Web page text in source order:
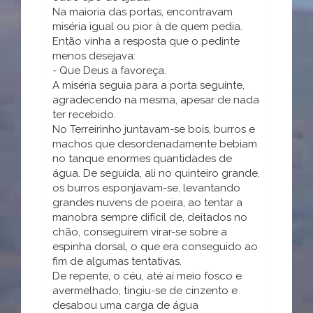
Na maioria das portas, encontravam
miséria igual ou pior à de quem pedia.
Então vinha a resposta que o pedinte
menos desejava:
- Que Deus a favoreça.
A miséria seguia para a porta seguinte,
agradecendo na mesma, apesar de nada
ter recebido.
No Terreirinho juntavam-se bois, burros e
machos que desordenadamente bebiam
no tanque enormes quantidades de
água. De seguida, ali no quinteiro grande,
os burros esponjavam-se, levantando
grandes nuvens de poeira, ao tentar a
manobra sempre difícil de, deitados no
chão, conseguirem virar-se sobre a
espinha dorsal, o que era conseguido ao
fim de algumas tentativas.
De repente, o céu, até aí meio fosco e
avermelhado, tingiu-se de cinzento e
desabou uma carga de água